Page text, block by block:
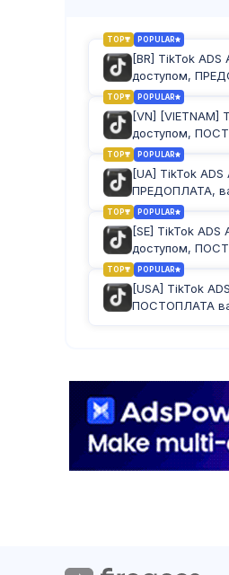
TOP POPULAR
[BR] TikTok
доступом,
TOP POPULAR
[VN] [VIETNAM]
доступом,
TOP POPULAR
[UA] TikTok
ПРЕДОПЛАТА,
TOP POPULAR
[SE] TikTok
доступом,
TOP POPULAR
[USA] TikTok
ПОСТОПЛАТА